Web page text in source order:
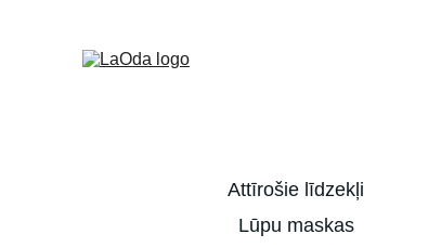
Attīrošie līdzekļi
Lūpu maskas